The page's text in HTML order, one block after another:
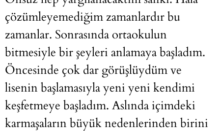
çözümleyemediğim zamanlardır bu
zamanlar. Sonrasında ortaokulun
bitmesiyle bir şeyleri anlamaya başladım.
Öncesinde çok dar görüşlüydüm ve
lisenin başlamasıyla yeni yeni kendimi
keşfetmeye başladım. Aslında içimdeki
karmaşaların büyük nedenlerinden birini